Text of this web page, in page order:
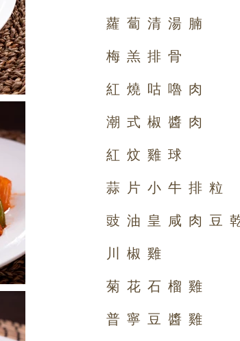
蘿蔔清湯腩
梅羔排骨
紅燒咕嚕肉
潮式椒醬肉
紅炆雞球
蒜片小牛排粒
豉油皇咸肉豆
川椒雞
菊花石榴雞
普寧豆醬雞